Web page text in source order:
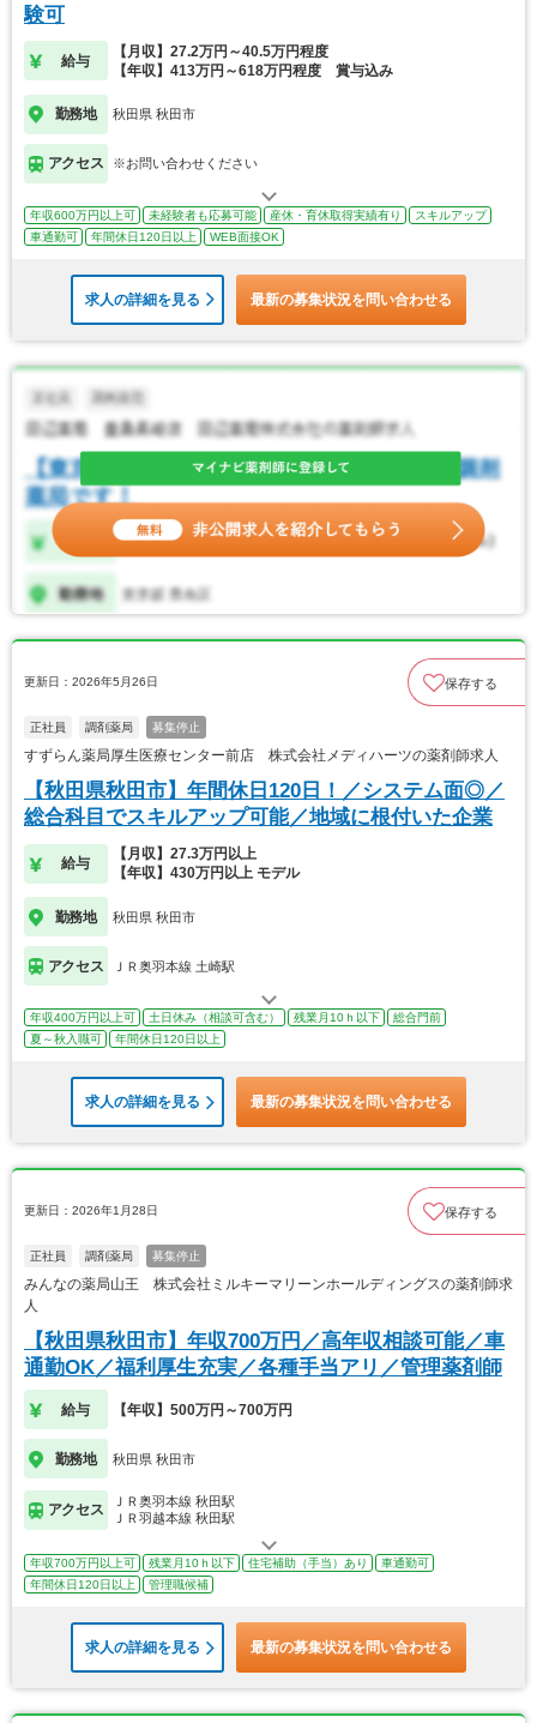
験可
給与
【月収】27.2万円～40.5万円程度
【年収】413万円～618万円程度 賞与込み
勤務地 秋田県 秋田市
アクセス ※お問い合わせください
年収600万円以上可 未経験者も応募可能 産休・育休取得実績有り
スキルアップ
車通勤可
年間休日120日以上 WEB面接OK
求人の詳細を見る 最新の募集状況を問い合わせる
更新日：2026年5月26日 保存する
正社員 調剤薬局 募集停止
すずらん薬局厚生医療センター前店 株式会社メディハーツの薬剤師求人
【秋田県秋田市】年間休日120日！／システム面◎／
総合科目でスキルアップ可能／地域に根付いた企業
給与
【月収】27.3万円以上
【年収】430万円以上 モデル
勤務地 秋田県 秋田市
アクセス ＪＲ奥羽本線 土崎駅
年収400万円以上可 土日休み（相談可含む） 残業月10ｈ以下
総合門前
夏～秋入職可
年間休日120日以上
求人の詳細を見る 最新の募集状況を問い合わせる
更新日：2026年1月28日 保存する
正社員 調剤薬局 募集停止
みんなの薬局山王 株式会社ミルキーマリーンホールディングスの薬剤師求
人
【秋田県秋田市】年収700万円／高年収相談可能／車
通勤OK／福利厚生充実／各種手当アリ／管理薬剤師
給与 【年収】500万円～700万円
勤務地 秋田県 秋田市
アクセス
ＪＲ奥羽本線 秋田駅
ＪＲ羽越本線 秋田駅
年収700万円以上可 残業月10ｈ以下 住宅補助（手当）あり
車通勤可
年間休日120日以上
管理職候補
求人の詳細を見る 最新の募集状況を問い合わせる